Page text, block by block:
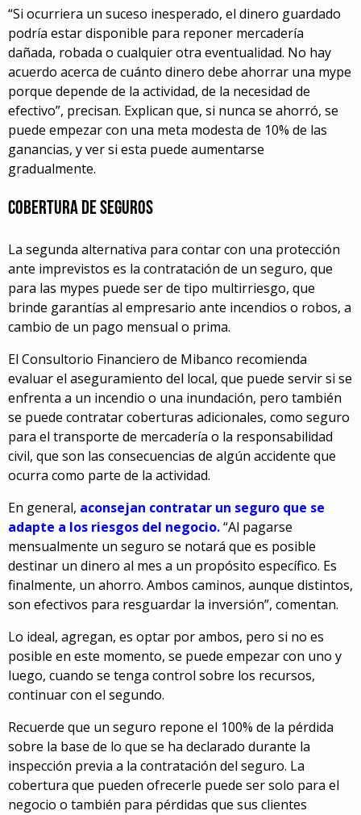
“Si ocurriera un suceso inesperado, el dinero guardado
podría estar disponible para reponer mercadería
dañada, robada o cualquier otra eventualidad. No hay
acuerdo acerca de cuánto dinero debe ahorrar una mype
porque depende de la actividad, de la necesidad de
efectivo”, precisan. Explican que, si nunca se ahorró, se
puede empezar con una meta modesta de 10% de las
ganancias, y ver si esta puede aumentarse
gradualmente.
Cobertura de seguros
La segunda alternativa para contar con una protección
ante imprevistos es la contratación de un seguro, que
para las mypes puede ser de tipo multirriesgo, que
brinde garantías al empresario ante incendios o robos, a
cambio de un pago mensual o prima.
El Consultorio Financiero de Mibanco recomienda
evaluar el aseguramiento del local, que puede servir si se
enfrenta a un incendio o una inundación, pero también
se puede contratar coberturas adicionales, como seguro
para el transporte de mercadería o la responsabilidad
civil, que son las consecuencias de algún accidente que
ocurra como parte de la actividad.
En general, aconsejan contratar un seguro que se
adapte a los riesgos del negocio.“Al pagarse
mensualmente un seguro se notará que es posible
destinar un dinero al mes a un propósito específico. Es
finalmente, un ahorro. Ambos caminos, aunque distintos,
son efectivos para resguardar la inversión”, comentan.
Lo ideal, agregan, es optar por ambos, pero si no es
posible en este momento, se puede empezar con uno y
luego, cuando se tenga control sobre los recursos,
continuar con el segundo.
Recuerde que un seguro repone el 100% de la pérdida
sobre la base de lo que se ha declarado durante la
inspección previa a la contratación del seguro. La
cobertura que pueden ofrecerle puede ser solo para el
negocio o también para pérdidas que sus clientes